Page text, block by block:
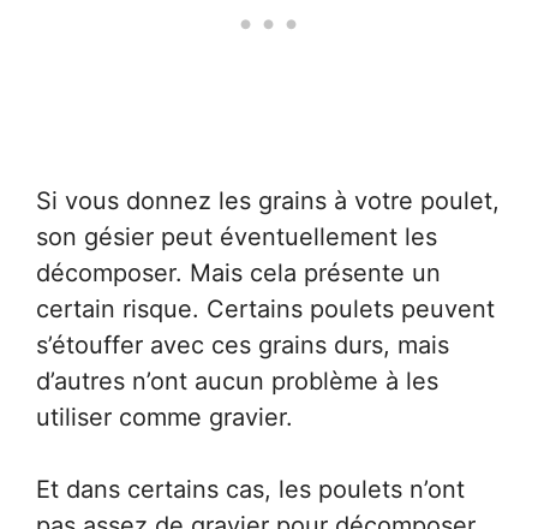
Si vous donnez les grains à votre poulet,
son gésier peut éventuellement les
décomposer. Mais cela présente un
certain risque. Certains poulets peuvent
s’étouffer avec ces grains durs, mais
d’autres n’ont aucun problème à les
utiliser comme gravier.
Et dans certains cas, les poulets n’ont